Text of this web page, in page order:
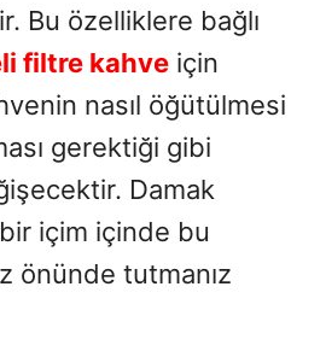
Bu özelliklere bağlı
filtre kahve için
nasıl öğütülmesi
gerektiği gibi
Damak
içim içinde bu
önünde tutmanız